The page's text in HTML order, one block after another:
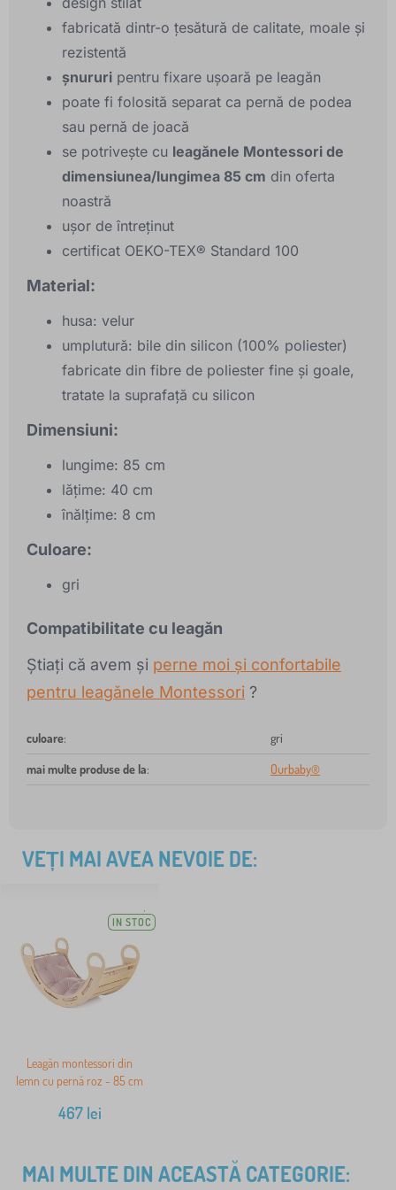
fabricată dintr-o țesătură de calitate, moale și
rezistentă
șnururi pentru fixare ușoară pe leagăn
poate fi folosită separat ca pernă de podea
sau pernă de joacă
se potrivește cu leagănele Montessori de
dimensiunea/lungimea 85 cm din oferta
noastră
ușor de întreținut
certificat OEKO-TEX® Standard 100
Material:
husa: velur
umplutură: bile din silicon (100% poliester)
fabricate din fibre de poliester fine și goale,
tratate la suprafață cu silicon
Dimensiuni:
lungime: 85 cm
lățime: 40 cm
înălțime: 8 cm
Culoare:
gri
Compatibilitate cu leagăn
Știați că avem și perne moi și confortabile
pentru leagănele Montessori ?
culoare: gri
mai multe produse de la: Ourbaby®
VEȚI MAI AVEA NEVOIE DE:
IN STOC
Leagăn montessori din
lemn cu pernă roz - 85 cm
467lei
MAI MULTE DIN ACEASTĂ CATEGORIE: